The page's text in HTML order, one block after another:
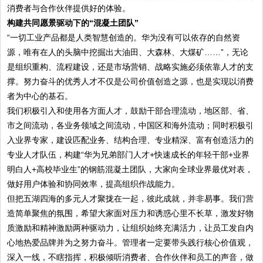
消费者与合作伙伴提供好的体验。
构建共同愿景驱动下的“混凝土团队”
“一切工业产品都是人类智慧创造的。华为没有可以依存的自然资
源，唯有在人的头脑中挖掘出大油田、大森林、大煤矿……”，无论
是组织重构、流程建设，还是市场营销、战略实施必须依靠人才的支
撑。努力奋斗的优秀人才不仅是公司价值创造之源，也是实现以消费
者为中心的基石。
我们积极引入和使用各方面人才，鼓励干部合理流动，地区部、省、
市之间流动，各业务领域之间流动，中国区和海外流动；同时积极引
入业界专家，建设匹配业务、结构合理、专业精深、富有创造活力的
专业人才队伍，构建“华为兄弟部门人才+快速成长的年轻干部+业界
明白人+高校毕业生”的钢筋混凝土团队，大家向全球业界最优对表，
做好用户体验和协同效率，提高组织作战能力。
但把五湖四海的多元人才聚拢在一起，彼此成就，并非易事。我们营
造简单聚焦的氛围，希望大家面对压力和诱惑心里不长草，激发好物
质激励和精神激励两种驱动力，让组织始终充满活力，让员工发自内
心地热爱品牌并为之努力奋斗。管理者一定要带头践行核心价值观，
深入一线，不瞎指挥，积极倾听消费者、合作伙伴和员工的声音，做